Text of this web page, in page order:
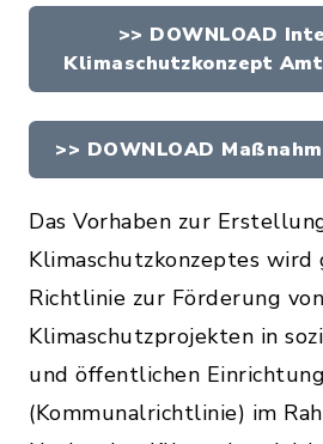
>> DOWNLOAD
Klimaschutzkonzept
>> DOWNLOAD
Das Vorhaben zur
Klimaschutzkonzeptes wird
Richtlinie zur Förderung von
Klimaschutzprojekten in
und öffentlichen
(Kommunalrichtlinie) im